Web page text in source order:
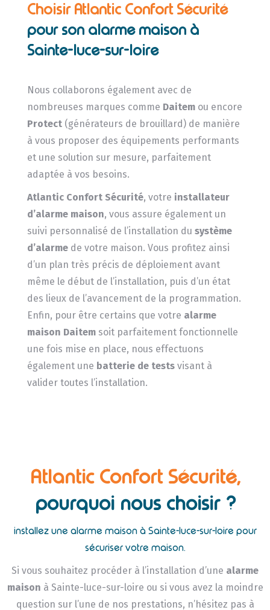
Choisir Atlantic Confort Sécurité
pour son alarme maison à
Sainte-luce-sur-loire
Nous collaborons également avec de
nombreuses marques comme Daitemou encore
Protect (générateurs de brouillard) de manière
à vous proposer des équipements performants
et une solution sur mesure, parfaitement
adaptée à vos besoins.
Atlantic Confort Sécurité, votre installateur
d’alarme maison, vous assure également un
suivi personnalisé de l’installation du système
d’alarmede votre maison. Vous profitez ainsi
d’un plan très précis de déploiement avant
même le début de l’installation, puis d’un état
des lieux de l’avancement de la programmation.
Enfin, pour être certains que votre alarme
maison Daitemsoit parfaitement fonctionnelle
une fois mise en place, nous effectuons
également une batterie de testsvisant à
valider toutes l’installation.
Atlantic Confort Sécurité,
pourquoi nous choisir ?
installez une alarme maison à Sainte-luce-sur-loire pour
sécuriser votre maison.
Si vous souhaitez procéder à l’installation d’une alarme
maison à Sainte-luce-sur-loire ou si vous avez la moindre
question sur l’une de nos prestations, n’hésitez pas à